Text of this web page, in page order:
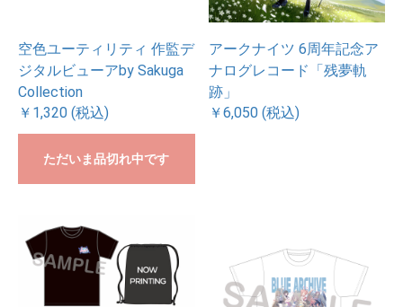
空色ユーティリティ 作監デ
ジタルビューアby Sakuga
Collection
￥1,320 (税込)
ただいま品切れ中です
アークナイツ 6周年記念ア
ナログレコード「残夢軌
跡」
￥6,050 (税込)